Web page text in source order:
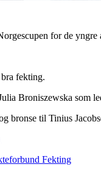
for de yngre
fekting.
Broniszewska som
bronse til Tinius
Fekting